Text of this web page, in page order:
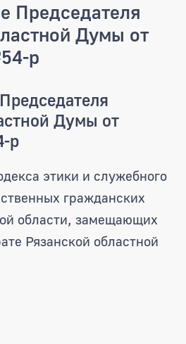
Председателя
Думы от
р
Думы от
р
этики и служебного
гражданских
области, замещающих
Рязанской областной